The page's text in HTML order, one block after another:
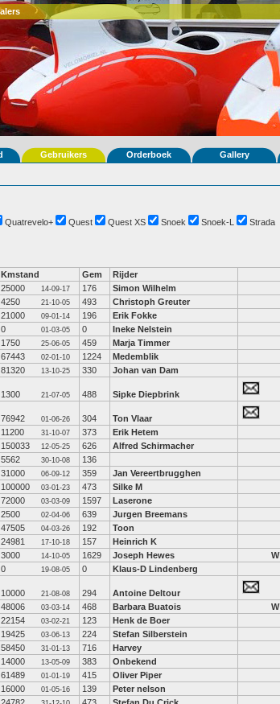
Gebruikers Orderboek Gallery
Quatrevelo+ Quest Quest XS Snoek Snoek-L Strada
Kmstand Gem Rijder
25000 14-09-17 176 Simon Wilhelm
4250 21-10-05 493 Christoph Greuter
21000 09-01-14 196 Erik Fokke
0 01-03-05 0 Ineke Nelstein
1750 25-06-05 459 Marja Timmer
67443 02-01-10 1224 Medemblik
81320 13-10-25 330 Johan van Dam
1300 21-07-05 488 Sipke Diepbrink
76942 01-06-26 304 Ton Vlaar
11200 31-10-07 373 Erik Hetem
150033 12-05-25 626 Alfred Schirmacher
5562 30-10-08 136
31000 06-09-12 359 Jan Vereertbrugghen
100000 03-01-23 473 Silke M
72000 03-03-09 1597 Laserone
2500 02-04-06 639 Jurgen Breemans
47505 04-03-26 192 Toon
24981 17-10-18 157 Heinrich K
3000 14-10-05 1629 Joseph Hewes W
0 19-08-05 0 Klaus-D Lindenberg
10000 21-08-08 294 Antoine Deltour
48006 03-03-14 468 Barbara Buatois W
22154 03-02-21 123 Henk de Boer
19425 03-06-13 224 Stefan Silberstein
58450 31-01-13 716 Harvey
14000 13-05-09 383
Onbekend
61489 01-01-19 415 Oliver Piper
16000 01-05-16 139 Peter nelson